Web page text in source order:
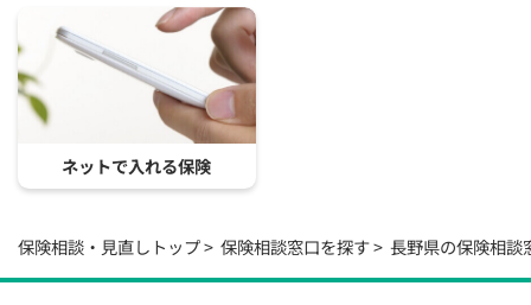
ネットで入れる保険
保険相談・見直しトップ 保険相談窓口を探す 長野県の保険相談